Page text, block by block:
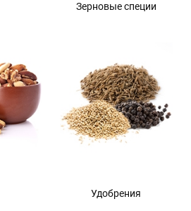
Зерновые специи
Удобрения